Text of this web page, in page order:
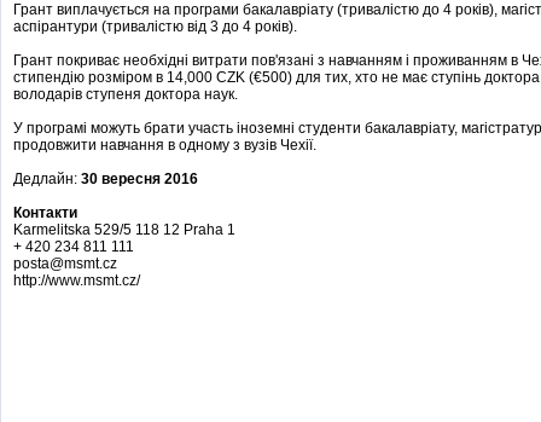
Грант виплачується на програми бакалавріату (тривалістю до 4 років),
аспірантури (тривалістю від 3 до 4 років).
Грант покриває необхідні витрати пов'язані з навчанням і проживанням в
стипендію розміром в 14,000 CZK (€500) для тих, хто не має ступінь
володарів ступеня доктора наук.
У програмі можуть брати участь іноземні студенти бакалавріату,
продовжити навчання в одному з вузів Чехії.
Дедлайн: 30 вересня 2016
Контакти
Karmelitska 529/5 118 12 Praha 1
+ 420 234 811 111
posta@msmt.cz
http://www.msmt.cz/